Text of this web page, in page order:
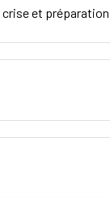
et préparation